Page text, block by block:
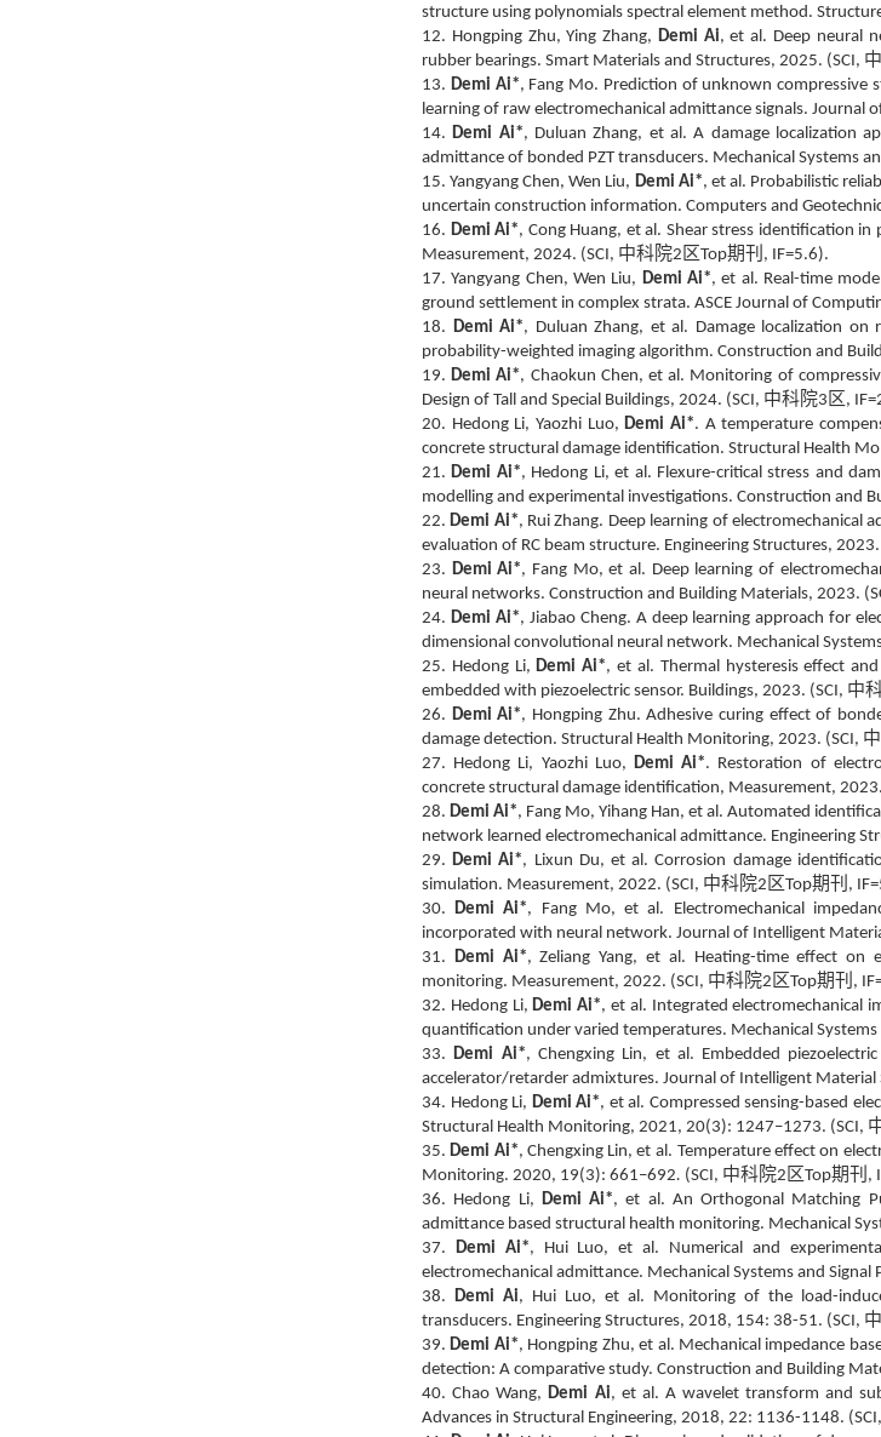
structure using polynomials spectral element method.
12. Hongping Zhu, Ying Zhang, Demi Ai, et al. Deep neural
rubber bearings. Smart Materials and Structures, 2025. (SCI,
13. Demi Ai*, Fang Mo. Prediction of unknown compressive
learning of raw electromechanical admittance signals. Journal
14.Demi Ai*, Duluan Zhang, et al. A damage localization
admittance of bonded PZT transducers. Mechanical Systems
15. Yangyang Chen, Wen Liu, Demi Ai*, et al. Probabilistic
uncertain construction information. Computers and
16. Demi Ai*, Cong Huang, et al. Shear stress identification
Measurement, 2024. (SCI, 中科院2 区Top期刊 , IF=5.6).
17. Yangyang Chen, Wen Liu, Demi Ai*, et al. Real-time
ground settlement in complex strata. ASCE Journal of
18. Demi Ai*, Duluan Zhang, et al. Damage localization on
probability-weighted imaging algorithm. Construction and
19.Demi Ai*, Chaokun Chen, et al. Monitoring of
Design of Tall and Special Buildings, 2024. (SCI, 中科院3 区 ,
20. Hedong Li, Yaozhi Luo, Demi Ai*. A temperature
concrete structural damage identification. Structural Health
21. Demi Ai*, Hedong Li, et al. Flexure-critical stress and
modelling and experimental investigations. Construction and
22.Demi Ai*, Rui Zhang. Deep learning of
evaluation of RC beam structure. Engineering Structures, 2023.
23. Demi Ai*, Fang Mo, et al. Deep learning of
neural networks. Construction and Building Materials, 2023.
24. Demi Ai*, Jiabao Cheng. A deep learning approach for
dimensional convolutional neural network. Mechanical
25. Hedong Li,Demi Ai*, et al. Thermal hysteresis effect
embedded with piezoelectric sensor. Buildings, 2023. (SCI, 中
26. Demi Ai*, Hongping Zhu. Adhesive curing effect of
damage detection. Structural Health Monitoring, 2023. (SCI,
27. Hedong Li, Yaozhi Luo, Demi Ai*. Restoration of
concrete structural damage identification, Measurement,
28.Demi Ai*, Fang Mo, Yihang Han, et al. Automated
network learned electromechanical admittance. Engineering
29.Demi Ai*, Lixun Du, et al. Corrosion damage
simulation. Measurement, 2022. (SCI, 中科院2 区Top期刊 ,
30. Demi Ai*, Fang Mo, et al. Electromechanical
incorporated with neural network. Journal of Intelligent
31. Demi Ai*, Zeliang Yang, et al. Heating-time effect on
monitoring. Measurement, 2022. (SCI, 中科院2 区Top期刊 ,
32. Hedong Li,Demi Ai*, et al. Integrated electromechanical
quantification under varied temperatures. Mechanical Systems
33.Demi Ai*, Chengxing Lin, et al. Embedded
accelerator/retarder admixtures. Journal of Intelligent
34. Hedong Li, Demi Ai*, et al. Compressed sensing-based
Structural Health Monitoring, 2021, 20(3): 1247–1273. (SCI,
35. Demi Ai*, Chengxing Lin, et al. Temperature effect on
Monitoring. 2020, 19(3): 661–692. (SCI, 中科院2 区Top期刊 ,
36. Hedong Li, Demi Ai*, et al. An Orthogonal Matching
admittance based structural health monitoring. Mechanical
37. Demi Ai*, Hui Luo, et al. Numerical and
electromechanical admittance. Mechanical Systems and Signal
38. Demi Ai, Hui Luo, et al. Monitoring of the load-
transducers. Engineering Structures, 2018, 154: 38-51. (SCI,
39.Demi Ai*, Hongping Zhu, et al. Mechanical impedance
detection: A comparative study. Construction and Building
40. Chao Wang,Demi Ai, et al. A wavelet transform and
Advances in Structural Engineering, 2018, 22: 1136-1148.